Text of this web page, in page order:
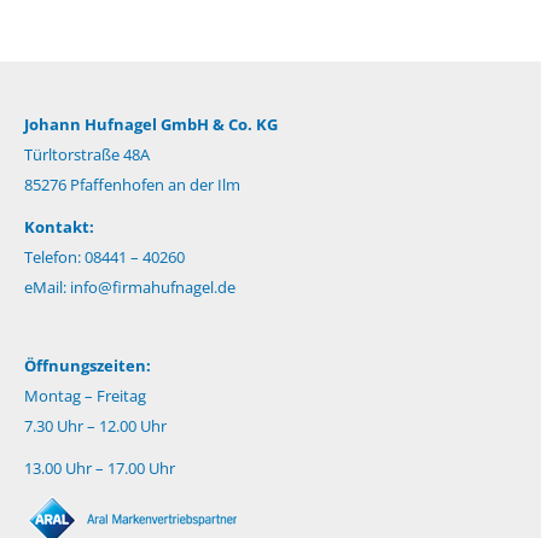
Johann Hufnagel GmbH & Co. KG
Türltorstraße 48A
85276 Pfaffenhofen an der Ilm
Kontakt:
Telefon: 08441 – 40260
eMail: info@firmahufnagel.de
Öffnungszeiten:
Montag – Freitag
7.30 Uhr – 12.00 Uhr
13.00 Uhr – 17.00 Uhr